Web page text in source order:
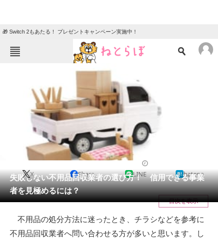
🎁 Switch 2もあたる！ プレゼントキャンペーン実施中！
ニュース
クイズ
教育・育児
リサーチ
会員記事
メディア
注目記事を集めた総合ページ
ITの今と未来を見通す
失敗しない不用品回収業者の選び方！ 信用できる事業
者を見極めるには？
X Share LINE hatena
目次を表示
不用品の処分方法に迷ったとき、チラシなどを参考に
不用品回収業者へ問い合わせる方が多いと思います。し